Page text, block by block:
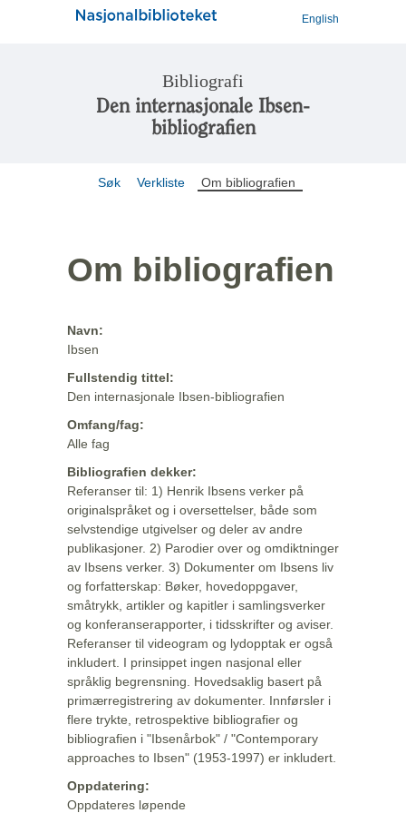
English
Bibliografi
Den internasjonale Ibsen-
bibliografien
Søk Verkliste Om bibliografien
Om bibliografien
Navn:
Ibsen
Fullstendig tittel:
Den internasjonale Ibsen-bibliografien
Omfang/fag:
Alle fag
Bibliografien dekker:
Referanser til: 1) Henrik Ibsens verker på
originalspråket og i oversettelser, både som
selvstendige utgivelser og deler av andre
publikasjoner. 2) Parodier over og omdiktninger
av Ibsens verker. 3) Dokumenter om Ibsens liv
og forfatterskap: Bøker, hovedoppgaver,
småtrykk, artikler og kapitler i samlingsverker
og konferanserapporter, i tidsskrifter og aviser.
Referanser til videogram og lydopptak er også
inkludert. I prinsippet ingen nasjonal eller
språklig begrensning. Hovedsaklig basert på
primærregistrering av dokumenter. Innførsler i
flere trykte, retrospektive bibliografier og
bibliografien i "Ibsenårbok" / "Contemporary
approaches to Ibsen" (1953-1997) er inkludert.
Oppdatering:
Oppdateres løpende